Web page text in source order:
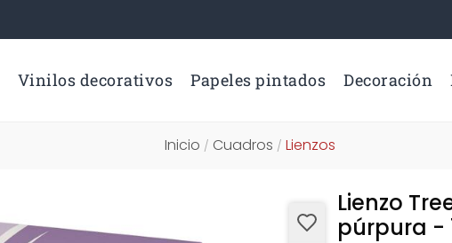
Vinilos decorativos Papeles pintados Decoración
Inicio / Cuadros / Lienzos
Lienzo
púrpura -